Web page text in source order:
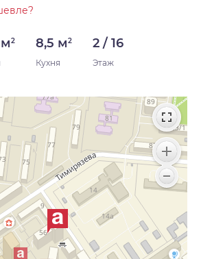
2 8,5 м2
Кухня
2 / 16
Этаж